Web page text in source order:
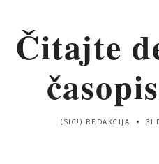
Čitajte
(SIC!) REDAKCIJA 31